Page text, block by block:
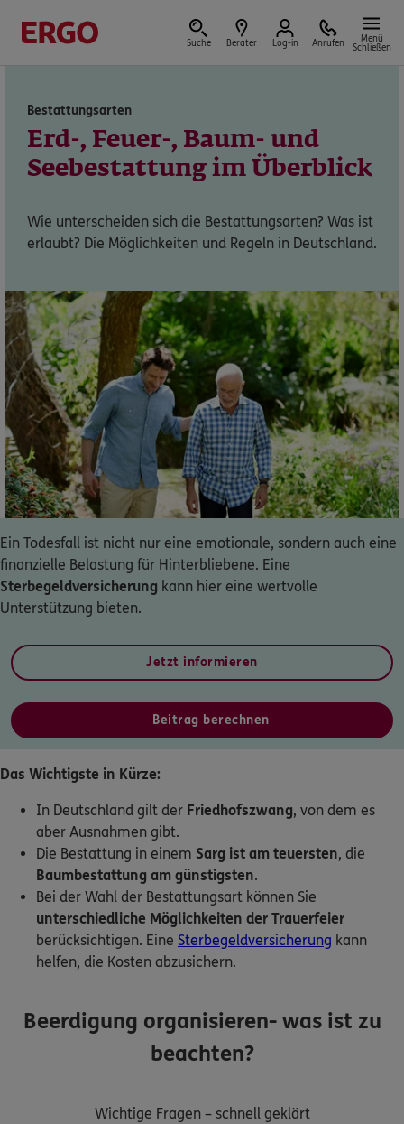
Suche Berater Log-in Anrufen
Menü
Schließen
Versicherungen & Finanzen
Reform der privaten Altersvorsorge
Jetzt informieren
Nicht sicher, was Sie benötigen?
Dann lassen Sie sich helfen.
Service
Meine Versicherungen
Sehen Sie auf einen Blick Ihre Versicherungen bei ERGO,
Zum Kundenportal
Schaden- oder Leistungsfall melden
Kontakt
Meine Versicherungen
Zum Kundenportal
Bestattungsarten
Erd-, Feuer-, Baum- und
Seebestattung im Überblick
Wie unterscheiden sich die Bestattungsarten? Was ist
erlaubt? Die Möglichkeiten und Regeln in Deutschland.
Ein Todesfall ist nicht nur eine emotionale, sondern auch eine
finanzielle Belastung für Hinterbliebene. Eine
Sterbegeldversicherung kann hier eine wertvolle
Unterstützung bieten.
Jetzt informieren
Beitrag berechnen
Das Wichtigste in Kürze:
In Deutschland gilt der Friedhofszwang, von dem es
aber Ausnahmen gibt.
Die Bestattung in einem Sarg ist am teuersten, die
Baumbestattung am günstigsten.
Bei der Wahl der Bestattungsart können Sie
unterschiedliche Möglichkeiten der Trauerfeier
berücksichtigen. Eine Sterbegeldversicherung kann
helfen, die Kosten abzusichern.
Beerdigung organisieren- was ist zu
beachten?
Wichtige Fragen – schnell geklärt